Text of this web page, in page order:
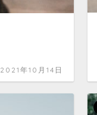
2021年10月14日